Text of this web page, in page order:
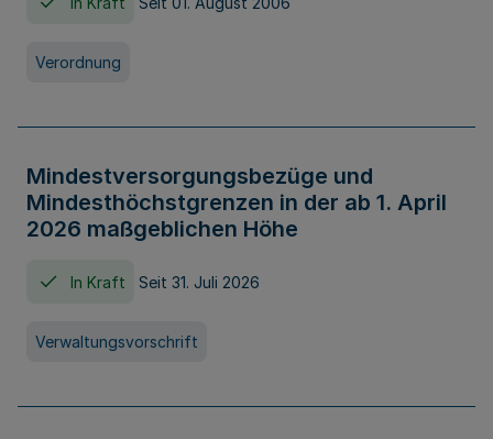
Verordnung
Mindestversorgungsbezüge und
Mindesthöchstgrenzen in der ab 1. April
2026 maßgeblichen Höhe
In Kraft Seit 31. Juli 2026
Verwaltungsvorschrift